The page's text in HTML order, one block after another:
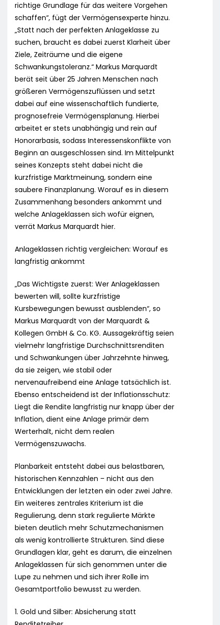
richtige Grundlage für das weitere Vorgehen
schaffen“, fügt der Vermögensexperte hinzu.
„Statt nach der perfekten Anlageklasse zu
suchen, braucht es dabei zuerst Klarheit über
Ziele, Zeiträume und die eigene
Schwankungstoleranz.“ Markus Marquardt
berät seit über 25 Jahren Menschen nach
größeren Vermögenszuflüssen und setzt
dabei auf eine wissenschaftlich fundierte,
prognosefreie Vermögensplanung. Hierbei
arbeitet er stets unabhängig und rein auf
Honorarbasis, sodass Interessenskonflikte von
Beginn an ausgeschlossen sind. Im Mittelpunkt
seines Konzepts steht dabei nicht die
kurzfristige Marktmeinung, sondern eine
saubere Finanzplanung. Worauf es in diesem
Zusammenhang besonders ankommt und
welche Anlageklassen sich wofür eignen,
verrät Markus Marquardt hier.
Anlageklassen richtig vergleichen: Worauf es
langfristig ankommt
„Das Wichtigste zuerst: Wer Anlageklassen
bewerten will, sollte kurzfristige
Kursbewegungen bewusst ausblenden“, so
Markus Marquardt von der Marquardt &
Kollegen GmbH & Co. KG. Aussagekräftig seien
vielmehr langfristige Durchschnittsrenditen
und Schwankungen über Jahrzehnte hinweg,
da sie zeigen, wie stabil oder
nervenaufreibend eine Anlage tatsächlich ist.
Ebenso entscheidend ist der Inflationsschutz:
Liegt die Rendite langfristig nur knapp über der
Inflation, dient eine Anlage primär dem
Werterhalt, nicht dem realen
Vermögenszuwachs.
Planbarkeit entsteht dabei aus belastbaren,
historischen Kennzahlen – nicht aus den
Entwicklungen der letzten ein oder zwei Jahre.
Ein weiteres zentrales Kriterium ist die
Regulierung, denn stark regulierte Märkte
bieten deutlich mehr Schutzmechanismen
als wenig kontrollierte Strukturen. Sind diese
Grundlagen klar, geht es darum, die einzelnen
Anlageklassen für sich genommen unter die
Lupe zu nehmen und sich ihrer Rolle im
Gesamtportfolio bewusst zu werden.
1. Gold und Silber: Absicherung statt